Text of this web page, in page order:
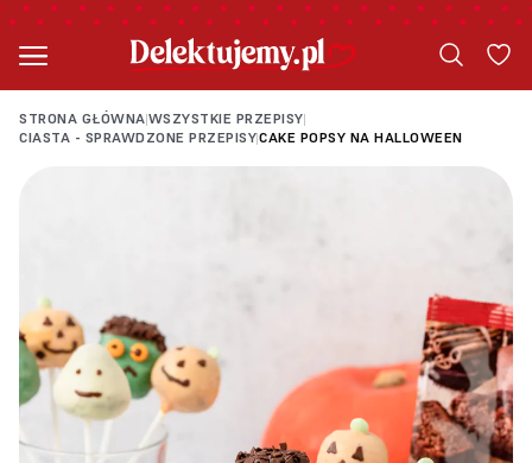
STRONA GŁÓWNA|WSZYSTKIE PRZEPISY|
CIASTA - SPRAWDZONE PRZEPISY|CAKE POPSY NA HALLOWEEN